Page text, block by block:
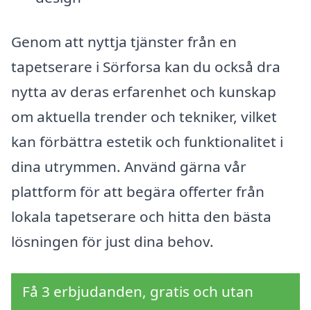
Genom att nyttja tjänster från en
tapetserare i Sörforsa kan du också dra
nytta av deras erfarenhet och kunskap
om aktuella trender och tekniker, vilket
kan förbättra estetik och funktionalitet i
dina utrymmen. Använd gärna vår
plattform för att begära offerter från
lokala tapetserare och hitta den bästa
lösningen för just dina behov.
Få 3 erbjudanden, gratis och utan